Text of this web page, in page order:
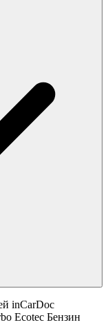
inCarDoc
Ecotec Бензин